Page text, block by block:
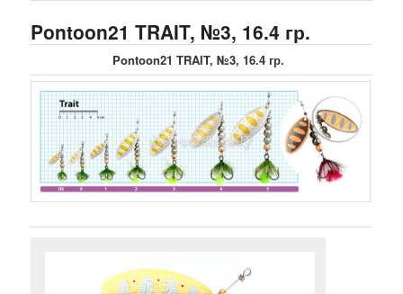
Pontoon21 TRAIT, №3, 16.4 гр.
Pontoon21 TRAIT, №3, 16.4 гр.